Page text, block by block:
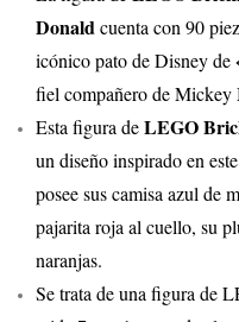
Donaldcuenta con 90
icónico pato de Disney de
fiel compañero de Mickey
Esta figura deLEGO
un diseño inspirado en
posee sus camisa azul de
pajarita roja al cuello, su
naranjas.
Se trata de una figura de